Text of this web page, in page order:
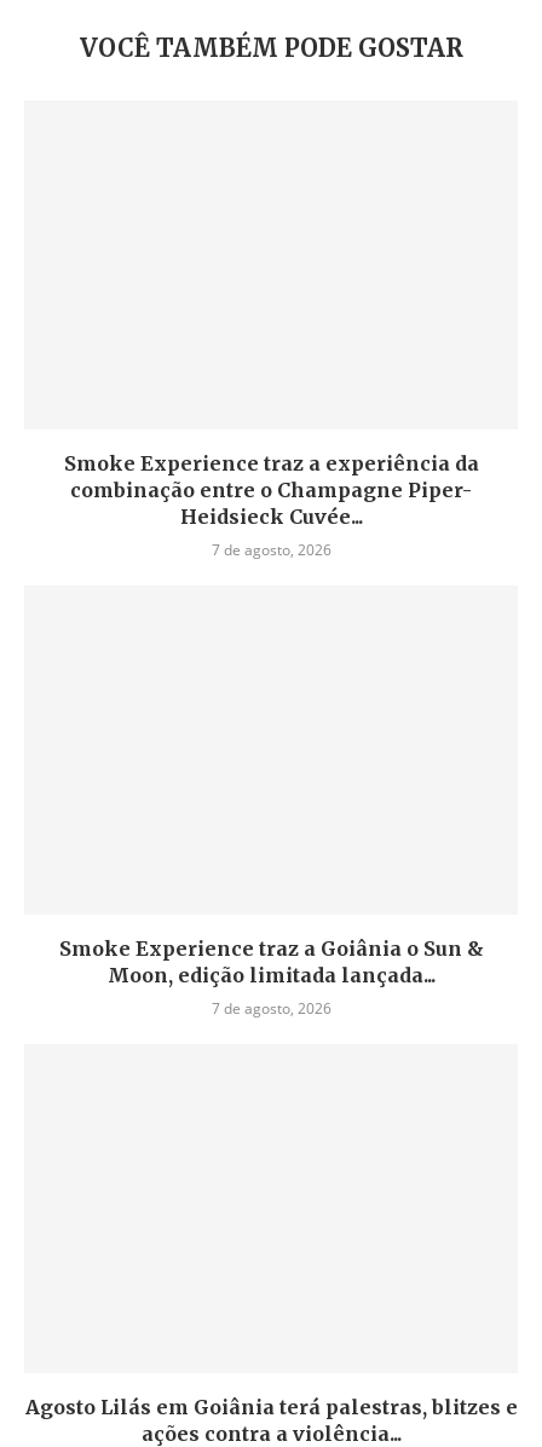
VOCÊ TAMBÉM PODE GOSTAR
Smoke Experience traz a experiência da
combinação entre o Champagne Piper-
Heidsieck Cuvée...
7 de agosto, 2026
Smoke Experience traz a Goiânia o Sun &
Moon, edição limitada lançada...
7 de agosto, 2026
Agosto Lilás em Goiânia terá palestras, blitzes e
ações contra a violência...